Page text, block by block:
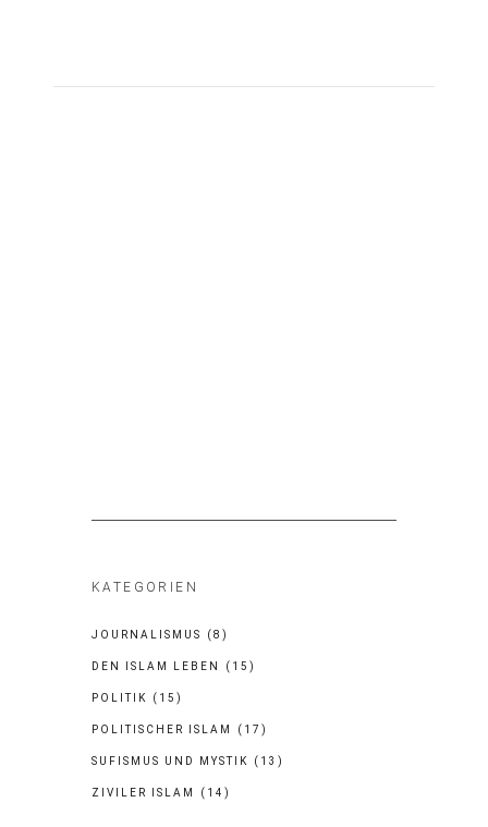
KATEGORIEN
JOURNALISMUS (8)
DEN ISLAM LEBEN (15)
POLITIK (15)
POLITISCHER ISLAM (17)
SUFISMUS UND MYSTIK (13)
ZIVILER ISLAM (14)